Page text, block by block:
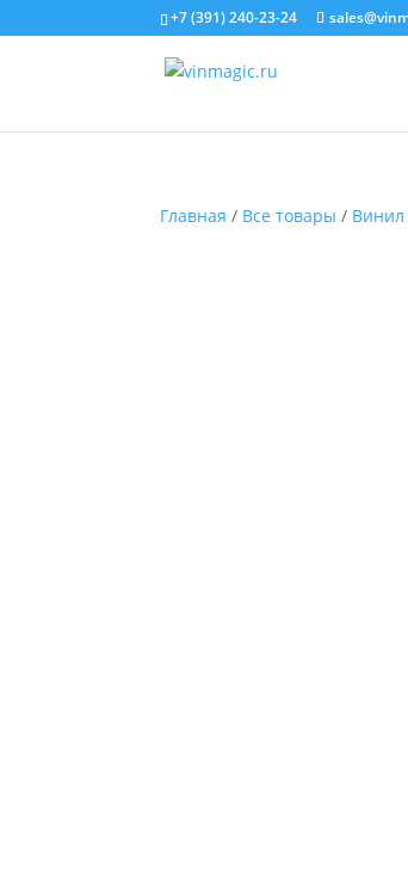
+7 (391) 240-23-24
Главная / Все товары / Винил